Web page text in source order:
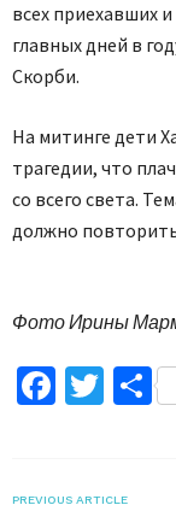
всех приехавших
главных дней в
Скорби.
На митинге дети
трагедии, что
со всего света.
должно
Фото Ирины
PREVIOUS ARTICLE